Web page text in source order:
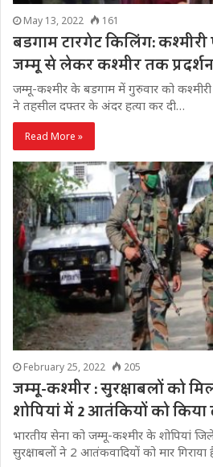
May 13, 2022 161
बडगाम टारगेट किलिंग:
जम्मू से लेकर कश्मीर तक प्रदर्शन
जम्मू-कश्मीर के बडगाम में गुरुवार को
ने तहसील दफ्तर के अंदर हत्या कर दी…
Read More »
February 25, 2022 205
जम्मू-कश्मीर : सुरक्षाबलों को
शोपियां में 2 आतंकियों को किया
भारतीय सेना को जम्मू-कश्मीर के शोपियां
सुरक्षाबलों ने 2 आतंकवादियों को मार गिराया